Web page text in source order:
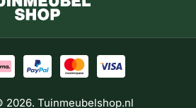
2026. Tuinmeubelshop.nl